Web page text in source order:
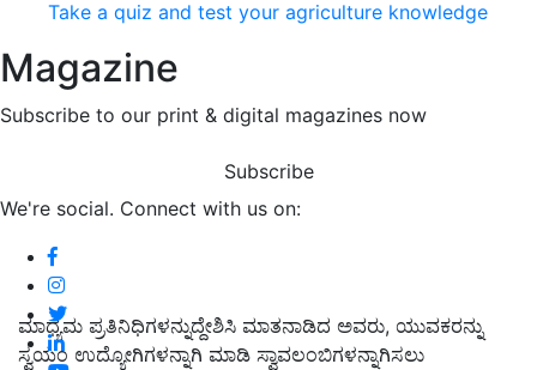
Take a quiz and test your agriculture knowledge
Magazine
Subscribe to our print & digital magazines now
Subscribe
We're social. Connect with us on:
ಮಾಧ್ಯಮ ಪ್ರತಿನಿಧಿಗಳನ್ನುದ್ದೇಶಿಸಿ ಮಾತನಾಡಿದ ಅವರು, ಯುವಕರನ್ನು
ಸ್ವಯಂ ಉದ್ಯೋಗಿಗಳನ್ನಾಗಿ ಮಾಡಿ ಸ್ವಾವಲಂಬಿಗಳನ್ನಾಗಿಸಲು